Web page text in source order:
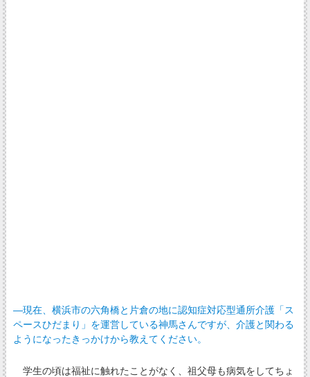
―現在、横浜市の六角橋と片倉の地に認知症対応型通所介護「ス
ペースひだまり」を運営している神馬さんですが、介護と関わる
ようになったきっかけから教えてください。
学生の頃は福祉に触れたことがなく、祖父母も病気をしてちょ